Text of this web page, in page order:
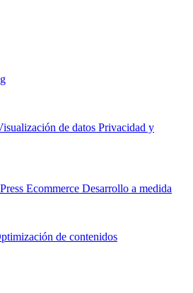
de datos Privacidad y
Ecommerce Desarrollo a medida
de contenidos